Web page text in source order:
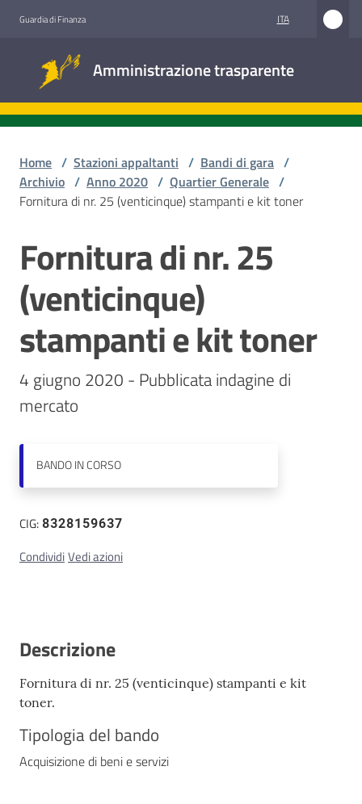
Guardia di Finanza ITA
Amministrazione trasparente
trasparente
Stazioni
appaltanti
Contatti
Home / Stazioni appaltanti / Bandi di gara /
Archivio / Anno 2020 / Quartier Generale /
Fornitura di nr. 25 (venticinque) stampanti e kit toner
Salta al contenuto
Fornitura di nr. 25
(venticinque)
stampanti e kit toner
4 giugno 2020 - Pubblicata indagine di
mercato
BANDOIN CORSO
CIG: 8328159637
CondividiVedi azioni
Descrizione
Fornitura di nr. 25 (venticinque) stampanti e kit
toner.
Tipologia del bando
Acquisizione di beni e servizi